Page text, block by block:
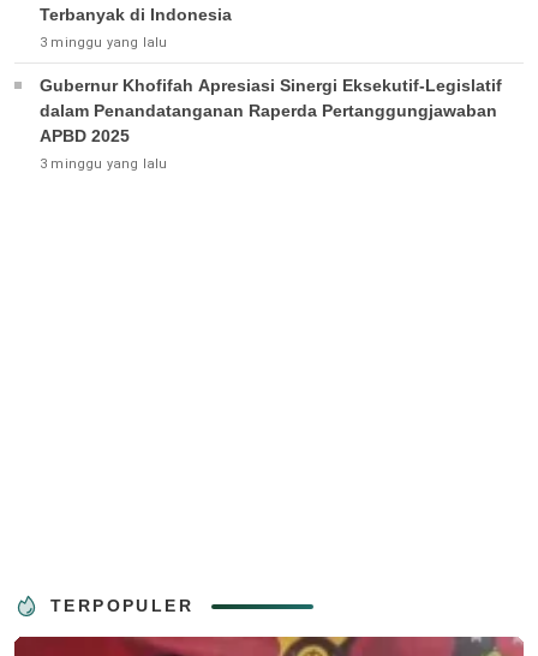
Terbanyak di Indonesia
3 minggu yang lalu
Gubernur Khofifah Apresiasi Sinergi Eksekutif-Legislatif
dalam Penandatanganan Raperda Pertanggungjawaban
APBD 2025
3 minggu yang lalu
TERPOPULER